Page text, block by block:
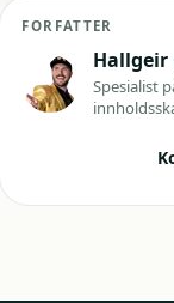
FORFATTER
Hallgeir
Spesialist